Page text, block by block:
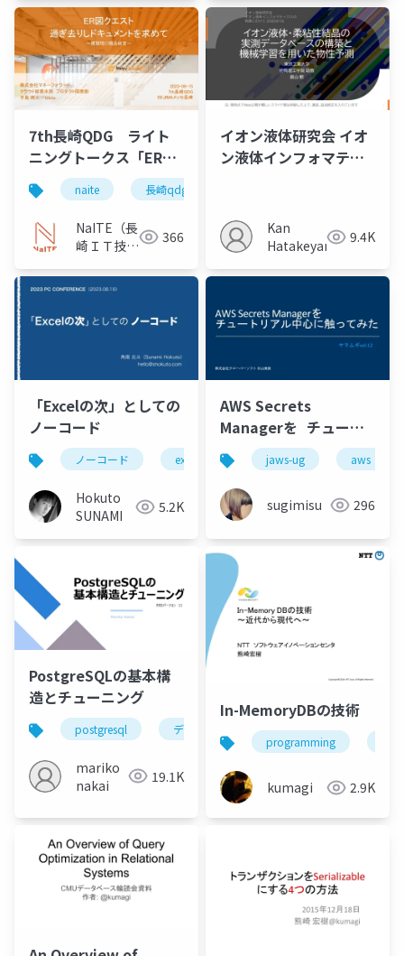
7th長崎QDG ライト
ニングトークス「ER図
クエスト 過ぎ去りしド
キュメントを求め
て 〜複雑性に眠る秘
宝〜」
naite 長崎qdg
NaITE（長
崎ＩＴ技術
366
イオン液体研究会 イオ
ン液体インフォマティ
Kan
Hatakeyama 9.4K
「Excelの次」としての
ノーコード
ノーコード excel 情報教育 appsheet
Hokuto
SUNAMI
5.2K
AWS Secrets
Managerを チュート
リアル中心に触ってみ
た
jaws-ug aws
sugimisu 296
PostgreSQLの基本構
造とチューニング
postgresql データベース sqlチューニング
mariko
nakai
19.1K
In-MemoryDBの技術
programming
kumagi 2.9K